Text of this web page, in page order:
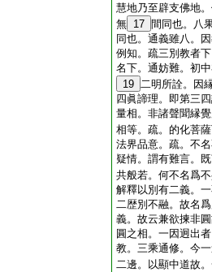
慧地乃至辟支佛地
無 17 間同也。八
同也。通義雖八。
例知。疏三別教者
名下。通妨難。初
19 二明所詮。因
四眞諦理。即第三
量相。非諸聲聞縁
相等。疏。的化菩
法界品意。疏。不
疑情。謂有難言。
共般若。何不名爲
解釋以別有二義。
二歴別不融。故名
義。故云兼欲揀非
圓之相。一因迥出
教。三乘通修。今
二邊。以顯中道故